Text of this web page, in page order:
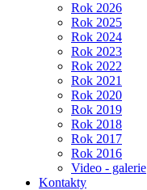
Rok 2026
Rok 2025
Rok 2024
Rok 2023
Rok 2022
Rok 2021
Rok 2020
Rok 2019
Rok 2018
Rok 2017
Rok 2016
Video - galerie
Kontakty